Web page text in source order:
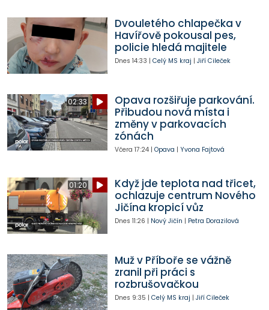
Dvouletého chlapečka v
Havířově pokousal pes,
policie hledá majitele
Dnes 14:33 | Celý MS kraj | Jiří Cileček
02:33
Opava rozšiřuje parkování.
Přibudou nová místa i
změny v parkovacích
zónách
Včera 17:24| Opava | Yvona Fajtová
01:20
Když jde teplota nad třicet,
ochlazuje centrum Nového
Jičína kropicí vůz
Dnes 11:26 | Nový Jičín | Petra Dorazilová
Muž v Příboře se vážně
zranil při práci s
rozbrušovačkou
Dnes 9:35 | Celý MS kraj | Jiří Cileček